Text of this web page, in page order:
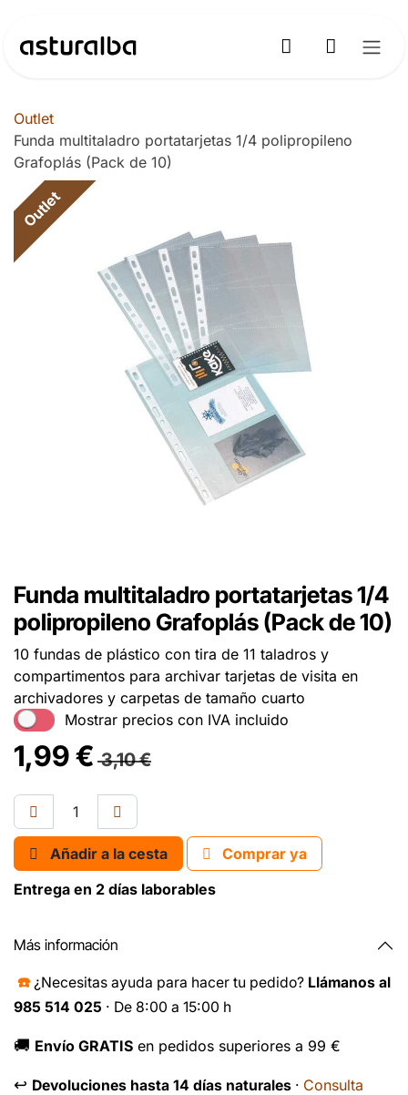
Outlet
Funda multitaladro portatarjetas 1/4 polipropileno
Grafoplás (Pack de 10)
Outlet
Funda multitaladro portatarjetas 1/4
polipropileno Grafoplás (Pack de 10)
10 fundas de plástico con tira de 11 taladros y
compartimentos para archivar tarjetas de visita en
archivadores y carpetas de tamaño cuarto
Mostrar precios con IVA incluido
1,99€ 3,10€
Añadir a la cesta
Comprar ya
Entrega en 2 días laborables
Más información
☎️ ¿Necesitas ayuda para hacer tu pedido? Llámanos al
985 514 025 · De 8:00 a 15:00 h
🚚 Envío GRATIS en pedidos superiores a 99 €
↩️ Devoluciones hasta 14 días naturales · Consulta